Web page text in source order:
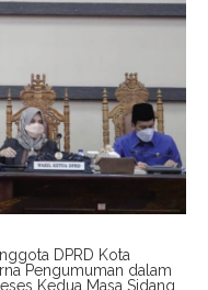
DPRD Kota
Pengumuman dalam
Kedua Masa Sidang